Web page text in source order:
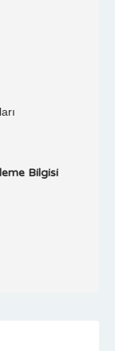
Bilgisi